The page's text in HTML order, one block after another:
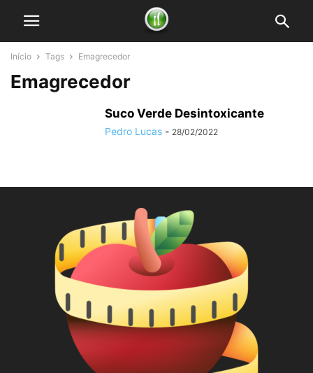
Início Tags Emagrecedor
Emagrecedor
Suco Verde Desintoxicante
Pedro Lucas - 28/02/2022